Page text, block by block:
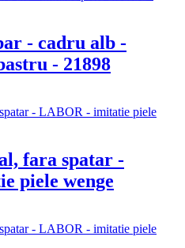
- cadru alb -
- 21898
fara spatar -
piele wenge